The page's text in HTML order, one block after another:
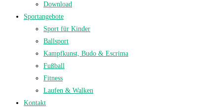
Download
Sportangebote
Sport für Kinder
Ballsport
Kampfkunst, Budo & Escrima
Fußball
Fitness
Laufen & Walken
Kontakt